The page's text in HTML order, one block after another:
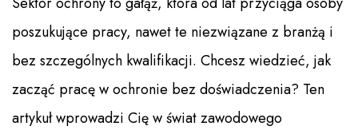
poszukujące pracy, nawet te niezwiązane z branżą i
bez szczególnych kwalifikacji. Chcesz wiedzieć, jak
zacząć pracę w ochronie bez doświadczenia? Ten
artykuł wprowadzi Cię w świat zawodowego